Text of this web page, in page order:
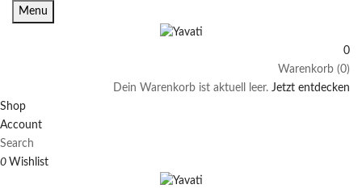
Menu
0
Warenkorb (0)
Dein Warenkorb ist aktuell leer. Jetzt entdecken
Shop
Account
Search
0 Wishlist